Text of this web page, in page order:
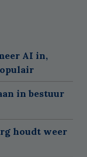
AI in,
in bestuur
houdt weer